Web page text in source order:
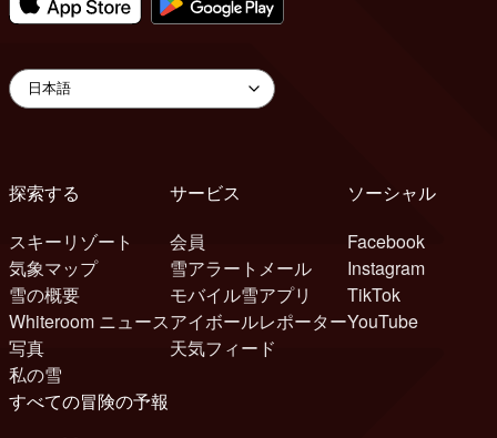
探索する
スキーリゾート
気象マップ
雪の概要
Whiteroom ニュース
写真
私の雪
サービス
会員
雪アラートメール
モバイル雪アプリ
アイボールレポーター
天気フィード
ソーシャル
Facebook
Instagram
TikTok
YouTube
すべての冒険の予報